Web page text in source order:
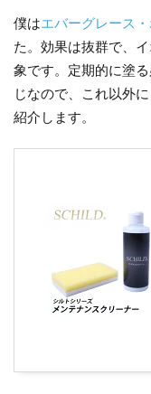
僕はエバーグレース
た。効果は抜群で、
象です。定期的に塗
じなので、これ以外
紹介します。